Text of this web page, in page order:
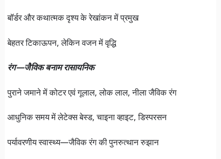
बॉर्डर और कथात्मक दृश्य के रेखांकन में प्रमुख
बेहतर टिकाऊपन, लेकिन वजन में वृद्धि
रंग—जैविक बनाम रासायनिक
पुराने जमाने में कोटर एवं गूलाल, लोक लाल, नीला जैविक रंग
आधुनिक समय में लेटेक्स बेस्ड, चाइना व्हाइट, डिस्परसन
पर्यावरणीय स्वास्थ्य—जैविक रंग की पुनरुत्थान रुझान